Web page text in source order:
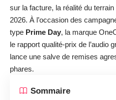
sur la facture, la réalité du
2026. À l’occasion des
type Prime Day, la marque
le rapport qualité-prix de l’audio
lance une salve de remises
phares.
Sommaire